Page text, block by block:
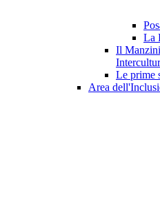
La
Il
Le prime
Area